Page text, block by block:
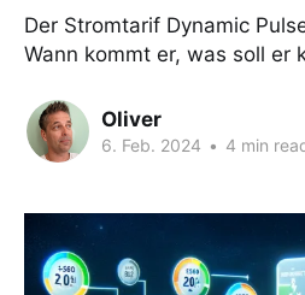
Der Stromtarif Dynamic
Wann kommt er, was soll er
Oliver
6. Feb. 2024 • 4 min